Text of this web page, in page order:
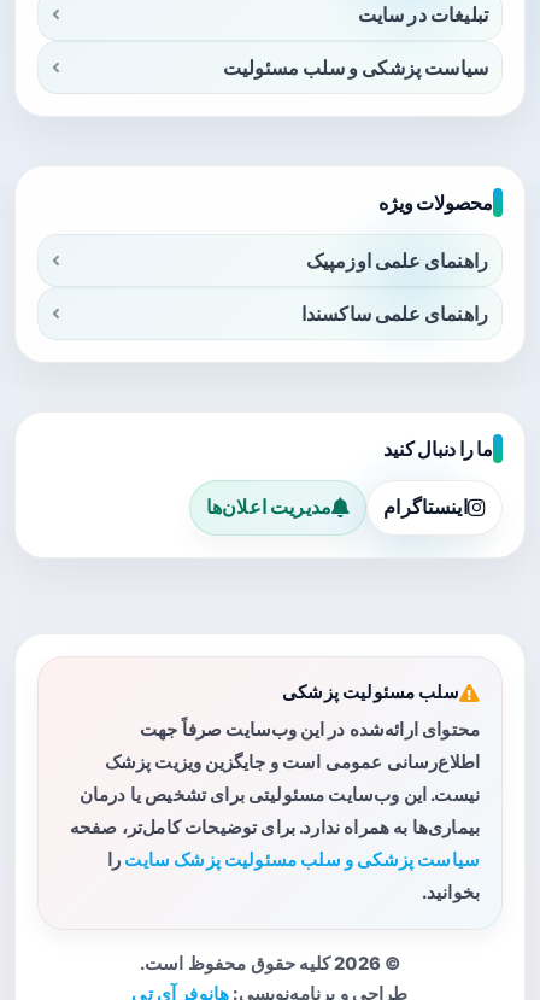
تبلیغات در سایت
سیاست پزشکی و سلب مسئولیت
محصولات ویژه
راهنمای علمی اوزمپیک
راهنمای علمی ساکسندا
ما را دنبال کنید
اینستاگرام مدیریت اعلان‌ها
سلب مسئولیت پزشکی
محتوای ارائه‌شده در این وب‌سایت صرفاً جهت
اطلاع‌رسانی عمومی است و جایگزین ویزیت پزشک
نیست. این وب‌سایت مسئولیتی برای تشخیص یا درمان
بیماری‌ها به همراه ندارد. برای توضیحات کامل‌تر، صفحه
سیاست پزشکی و سلب مسئولیت پزشک سایت را
بخوانید.
© 2026 کلیه حقوق محفوظ است.
طراحی و برنامه‌نویسی: هانوفر آی تی